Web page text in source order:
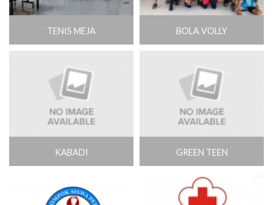
TENIS MEJA BOLA VOLLY
KABADI GREEN TEEN